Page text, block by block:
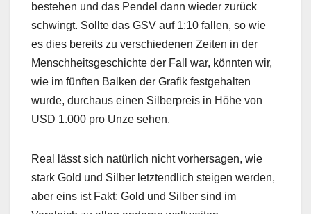
bestehen und das Pendel dann wieder zurück
schwingt. Sollte das GSV auf 1:10 fallen, so wie
es dies bereits zu verschiedenen Zeiten in der
Menschheitsgeschichte der Fall war, könnten wir,
wie im fünften Balken der Grafik festgehalten
wurde, durchaus einen Silberpreis in Höhe von
USD 1.000 pro Unze sehen.
Real lässt sich natürlich nicht vorhersagen, wie
stark Gold und Silber letztendlich steigen werden,
aber eins ist Fakt: Gold und Silber sind im